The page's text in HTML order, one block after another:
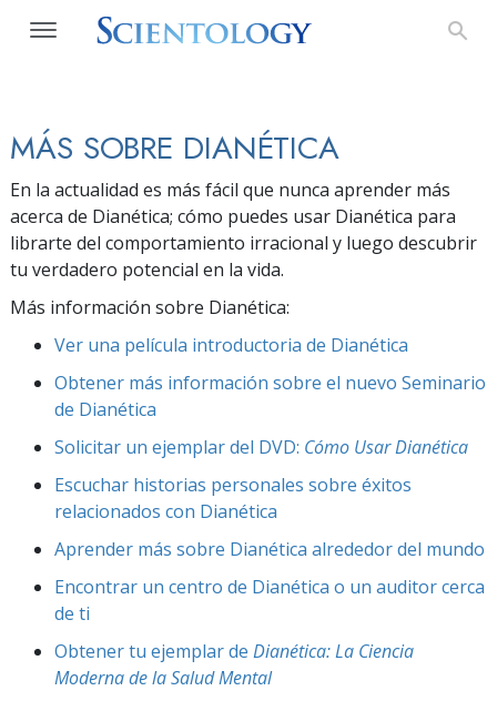
MÁS SOBRE DIANÉTICA
En la actualidad es más fácil que nunca aprender más
acerca de Dianética; cómo puedes usar Dianética para
librarte del comportamiento irracional y luego descubrir
tu verdadero potencial en la vida.
Más información sobre Dianética:
Ver una película introductoria de Dianética
Obtener más información sobre el nuevo Seminario
de Dianética
Solicitar un ejemplar del DVD: Cómo Usar Dianética
Escuchar historias personales sobre éxitos
relacionados con Dianética
Aprender más sobre Dianética alrededor del mundo
Encontrar un centro de Dianética o un auditor cerca
de ti
Obtener tu ejemplar de Dianética: La Ciencia
Moderna de la Salud Mental